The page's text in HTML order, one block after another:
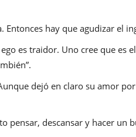
hay que agudizar el
es traidor. Uno cree que es
dejó en claro su amor
pensar, descansar y hacer un